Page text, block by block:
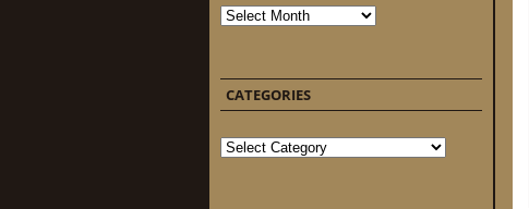
Archives
CATEGORIES
Categories